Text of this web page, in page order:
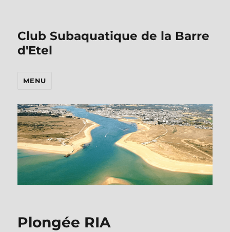
Club Subaquatique de la Barre
d'Etel
MENU
Plongée RIA